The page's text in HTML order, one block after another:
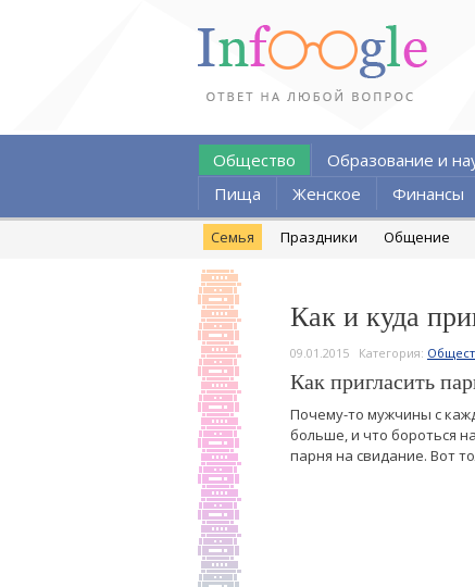
Общество Образование и
Пища
Женское Финансы
Семья Праздники Общение
Как и куда
09.01.2015 Категория:
Как пригласить
Почему-то мужчины с
больше, и что бороться
парня на свидание. Вот